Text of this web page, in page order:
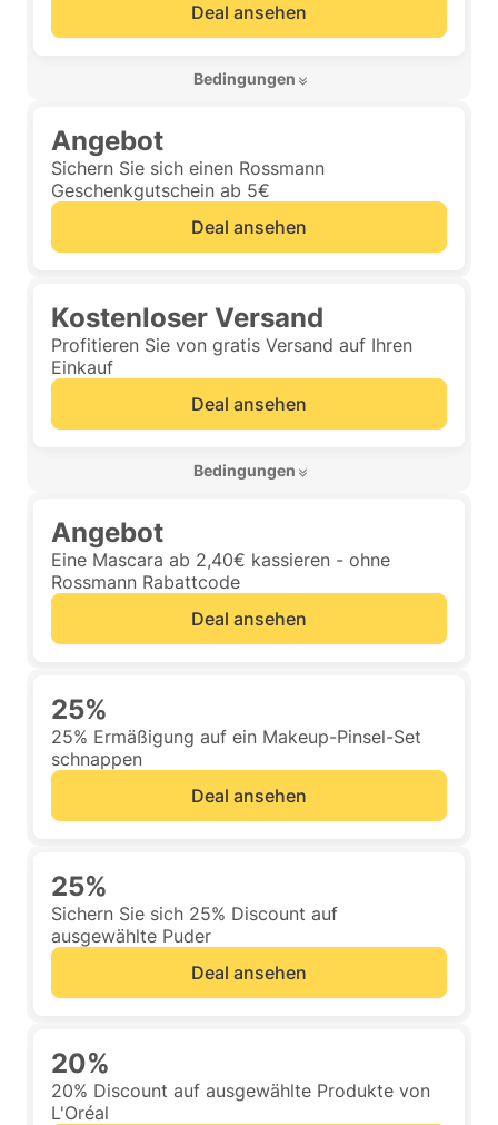
Deal ansehen
Bedingungen
Angebot
Sichern Sie sich einen Rossmann
Geschenkgutschein ab 5€
Deal ansehen
Kostenloser Versand
Profitieren Sie von gratis Versand auf Ihren
Einkauf
Deal ansehen
Bedingungen
Angebot
Eine Mascara ab 2,40€ kassieren - ohne
Rossmann Rabattcode
Deal ansehen
25%
25% Ermäßigung auf ein Makeup-Pinsel-Set
schnappen
Deal ansehen
25%
Sichern Sie sich 25% Discount auf
ausgewählte Puder
Deal ansehen
20%
20% Discount auf ausgewählte Produkte von
L'Oréal